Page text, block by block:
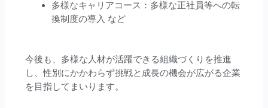
多様なキャリアコース：多様な正社員等への転
換制度の導入 など
今後も、多様な人材が活躍できる組織づくりを推進
し、性別にかかわらず挑戦と成長の機会が広がる企業
を目指してまいります。